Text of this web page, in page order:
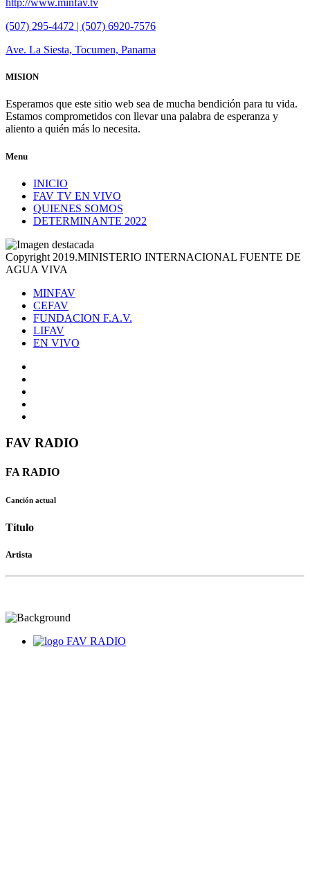
http://www.minfav.tv
(507) 295-4472 | (507) 6920-7576
Ave. La Siesta, Tocumen, Panama
MISION
Esperamos que este sitio web sea de mucha bendición para tu vida.
Estamos comprometidos con llevar una palabra de esperanza y
aliento a quién más lo necesita.
Menu
INICIO
FAV TV EN VIVO
QUIENES SOMOS
DETERMINANTE 2022
Copyright 2019.MINISTERIO INTERNACIONAL FUENTE DE
AGUA VIVA
MINFAV
CEFAV
FUNDACION F.A.V.
LIFAV
EN VIVO
FAV RADIO
FA RADIO
Canción actual
Título
Artista
FAV RADIO